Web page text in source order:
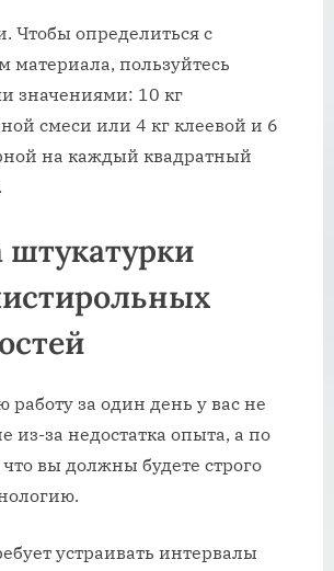
Чтобы определиться с
материала, пользуйтесь
значениями: 10 кг
смеси или 4 кг клеевой и 6
на каждый квадратный
за один день у вас не
из-за недостатка опыта, а по
вы должны будете строго
устраивать интервалы